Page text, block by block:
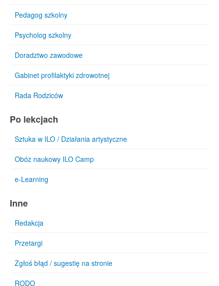
Pedagog szkolny
Psycholog szkolny
Doradztwo zawodowe
Gabinet profilaktyki zdrowotnej
Rada Rodziców
Po lekcjach
Sztuka w ILO / Działania artystyczne
Obóz naukowy ILO Camp
e-Learning
Inne
Redakcja
Przetargi
Zgłoś błąd / sugestię na stronie
RODO